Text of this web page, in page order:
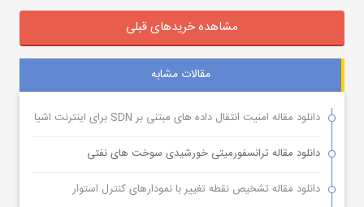
مشاهده خریدهای قبلی
مقالات مشابه
دانلود مقاله امنیت انتقال داده های مبتنی بر SDN برای اینترنت اشیا
دانلود مقاله ترانسفورمیتی خورشیدی سوخت های نفتی
دانلود مقاله تشخیص نقطه تغییر با نمودارهای کنترل استوار